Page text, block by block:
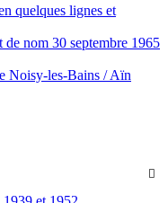
quelques lignes et
nom 30 septembre 1965
Noisy-les-Bains / Aïn
